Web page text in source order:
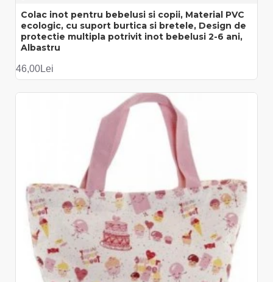
Colac inot pentru bebelusi si copii, Material PVC
ecologic, cu suport burtica si bretele, Design de
protectie multipla potrivit inot bebelusi 2-6 ani,
Albastru
46,00Lei